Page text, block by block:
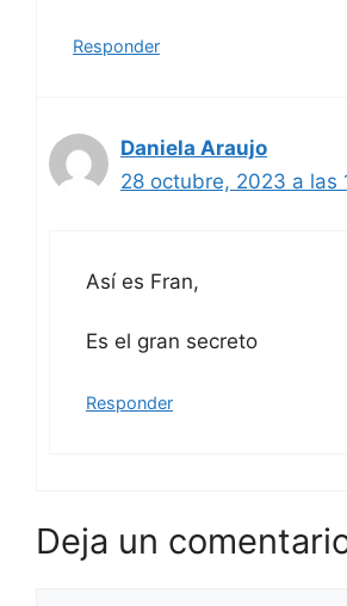
Responder
Daniela Araujo
28 octubre, 2023 a las
Así es Fran,
Es el gran secreto
Responder
Deja un